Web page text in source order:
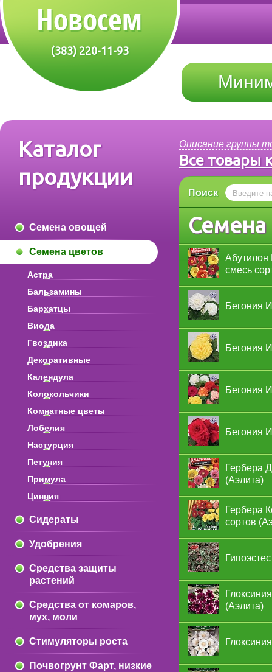
(383) 220-11-93
Каталог
продукции
Семена овощей
Семена цветов
Астра
Бальзамины
Бархатцы
Виола
Гвоздика
Декоративные
Календула
Колокольчики
Комнатные цветы
Лобелия
Настурция
Петуния
Примула
Цинния
Сидераты
Удобрения
Средства защиты
растений
Средства от комаров,
мух, моли
Стимуляторы роста
Почвогрунт Фарт, низкие
Описание группы
Все товары
Поиск
Семена
Абутилон
смесь
Бегония
Бегония
Бегония
Бегония
Гербера
(Аэлита)
Гербера
сортов
(Аэлита)